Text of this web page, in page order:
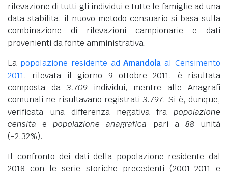
rilevazione di tutti gli individui e tutte le famiglie ad una
data stabilita, il nuovo metodo censuario si basa sulla
combinazione di rilevazioni campionarie e dati
provenienti da fonte amministrativa.
La popolazione residente adAmandola al Censimento
2011, rilevata il giorno 9 ottobre 2011, è risultata
composta da 3.709individui, mentre alle Anagrafi
comunali ne risultavano registrati 3.797. Si è, dunque,
verificata una differenza negativa fra popolazione
censita epopolazione anagrafica pari a 88 unità
(-2,32%).
Il confronto dei dati della popolazione residente dal
2018 con le serie storiche precedenti (2001-2011 e